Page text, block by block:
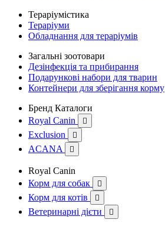
Тераріумістика
Тераріуми
Обладнання для тераріумів
Загальні зоотовари
Дезінфекція та прибирання
Подарункові набори для тварин
Контейнери для зберігання корму
Бренд Каталоги
Royal Canin

Exclusion 
ACANA 
Royal Canin
Корм для собак

Корм для котів 
Ветеринарні дієти 